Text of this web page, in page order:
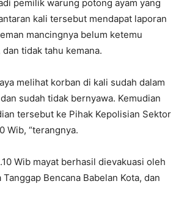
pemilik warung potong ayam yang
kali tersebut mendapat laporan
mancingnya belum ketemu
tidak tahu kemana.
melihat korban di kali sudah dalam
sudah tidak bernyawa. Kemudian
tersebut ke Pihak Kepolisian Sektor
Wib, “terangnya.
Wib mayat berhasil dievakuasi oleh
Bencana Babelan Kota, dan